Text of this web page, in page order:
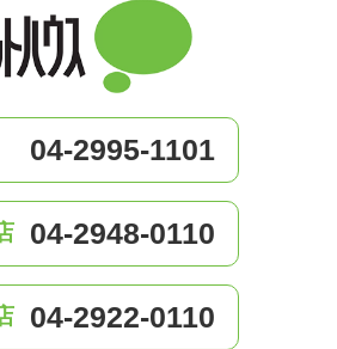
04-2995-1101
04-2948-0110
04-2922-0110